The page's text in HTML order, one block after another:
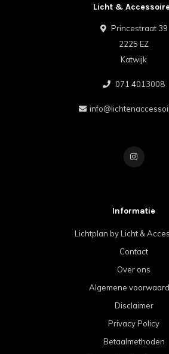
Licht &
Princestraat 39
2225 EZ
Katwijk
071 4013008
Informatie
Lichtplan by Licht &
Contact
Over ons
Algemene
Disclaimer
Privacy Policy
Betaalmethoden